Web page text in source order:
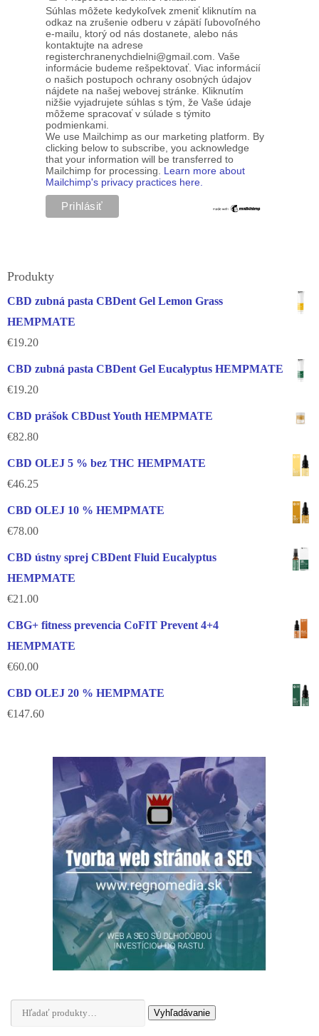
Súhlas môžete kedykoľvek zmeniť kliknutím na
odkaz na zrušenie odberu v zápätí ľubovoľného
e-mailu, ktorý od nás dostanete, alebo nás
kontaktujte na adrese
registerchranenychdielni@gmail.com. Vaše
informácie budeme rešpektovať. Viac informácií
o našich postupoch ochrany osobných údajov
nájdete na našej webovej stránke. Kliknutím
nižšie vyjadrujete súhlas s tým, že Vaše údaje
môžeme spracovať v súlade s týmito
podmienkami.
We use Mailchimp as our marketing platform. By
clicking below to subscribe, you acknowledge
that your information will be transferred to
Mailchimp for processing. Learn more about
Mailchimp's privacy practices here.
Produkty
CBD zubná pasta CBDent Gel Lemon Grass
HEMPMATE
€19.20
CBD zubná pasta CBDent Gel Eucalyptus HEMPMATE
€19.20
CBD prášok CBDust Youth HEMPMATE
€82.80
CBD OLEJ 5 % bez THC HEMPMATE
€46.25
CBD OLEJ 10 % HEMPMATE
€78.00
CBD ústny sprej CBDent Fluid Eucalyptus
HEMPMATE
€21.00
CBG+ fitness prevencia CoFIT Prevent 4+4
HEMPMATE
€60.00
CBD OLEJ 20 % HEMPMATE
€147.60
Hľadať: Vyhľadávanie